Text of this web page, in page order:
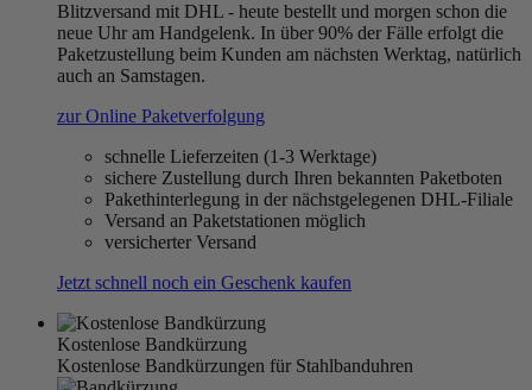
Blitzversand mit DHL - heute bestellt und morgen schon die
neue Uhr am Handgelenk. In über 90% der Fälle erfolgt die
Paketzustellung beim Kunden am nächsten Werktag, natürlich
auch an Samstagen.
zur Online Paketverfolgung
schnelle Lieferzeiten (1-3 Werktage)
sichere Zustellung durch Ihren bekannten Paketboten
Pakethinterlegung in der nächstgelegenen DHL-Filiale
Versand an Paketstationen möglich
versicherter Versand
Jetzt schnell noch ein Geschenk kaufen
Kostenlose Bandkürzung
Kostenlose Bandkürzungen für Stahlbanduhren